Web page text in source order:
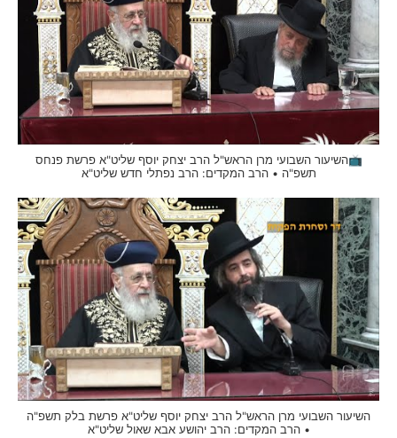
📺השיעור השבועי מרן הראש"ל הרב יצחק יוסף שליט"א פרשת פנחס
תשפ"ה • הרב המקדים: הרב נפתלי חדש שליט"א
השיעור השבועי מרן הראש"ל הרב יצחק יוסף שליט"א פרשת בלק תשפ"ה
• הרב המקדים: הרב יהושע אבא שאול שליט"א